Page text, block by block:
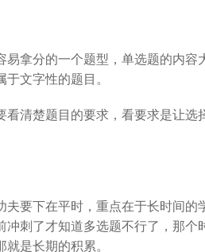
易拿分的一个题型，单选题的内
文字性的题目。
看清楚题目的要求，看要求是让
夫要下在平时，重点在于长时间
冲刺了才知道多选题不行了，那
是长期的积累。